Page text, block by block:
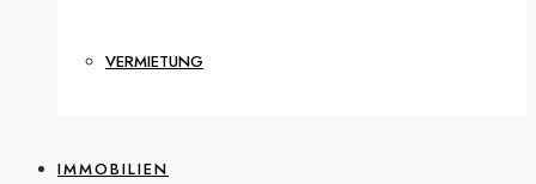
VERMIETUNG
IMMOBILIEN